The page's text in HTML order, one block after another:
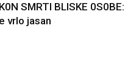
SMRTI BLISKE 0S0BE:
vrlo jasan